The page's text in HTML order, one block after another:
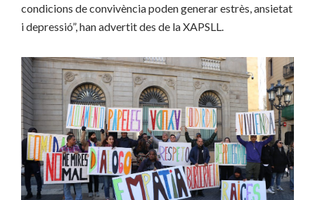
condicions de convivència poden generar estrès, ansietat
i depressió”, han advertit des de la XAPSLL.